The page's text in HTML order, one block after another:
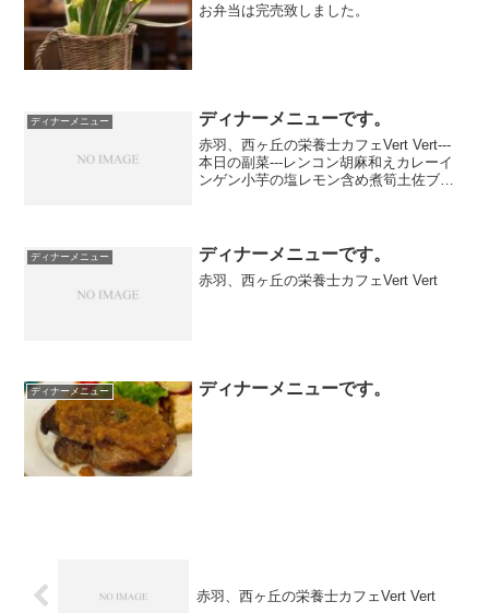
お弁当は完売致しました。
ディナーメニュー ディナーメニューです。
赤羽、西ヶ丘の栄養士カフェVert Vert---
本日の副菜---レンコン胡麻和えカレーイ
ンゲン小芋の塩レモン含め煮筍土佐ブロ
ディナーメニュー ディナーメニューです。
赤羽、西ヶ丘の栄養士カフェVert Vert
ディナーメニュー ディナーメニューです。
赤羽、西ヶ丘の栄養士カフェVert Vert